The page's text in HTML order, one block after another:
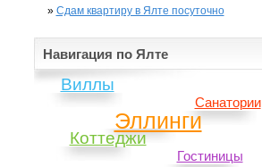
» Сдам квартиру в Ялте посуточно
Навигация по Ялте
Виллы
Санатории
Эллинги
Коттеджи
Гостиницы